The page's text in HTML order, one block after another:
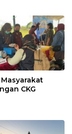
CKG